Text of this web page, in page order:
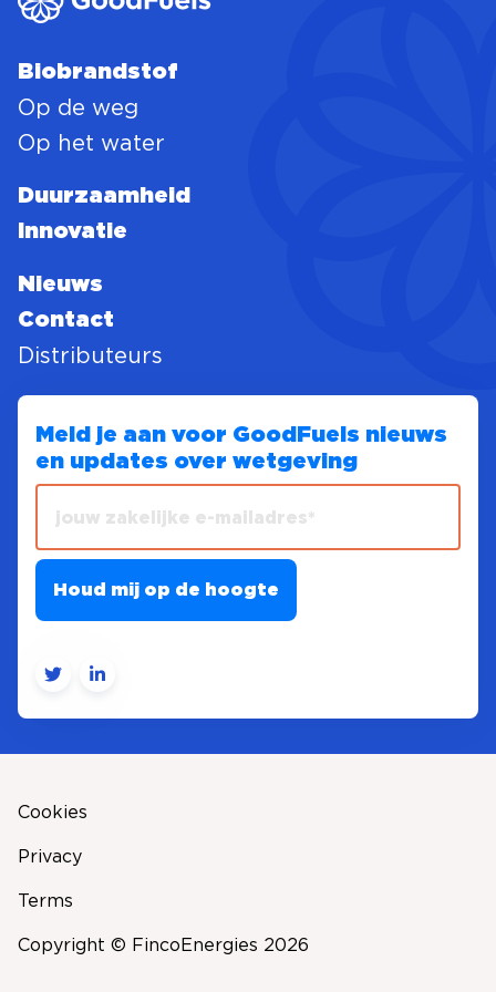
Biobrandstof
Op de weg
Op het water
Duurzaamheid
Innovatie
Nieuws
Contact
Distributeurs
Meld je aan voor GoodFuels nieuws
en updates over wetgeving
Cookies
Privacy
Terms
Copyright © FincoEnergies 2026